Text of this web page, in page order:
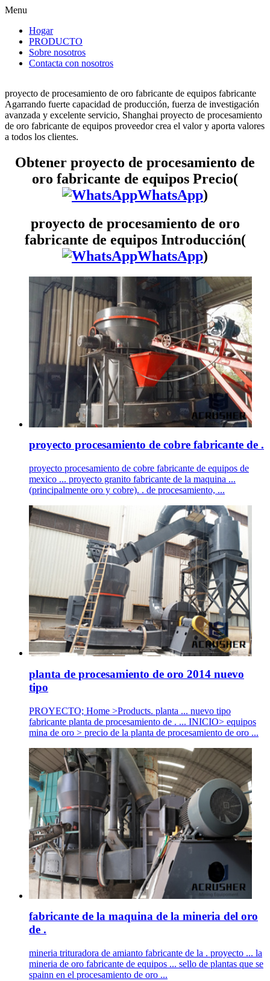
Menu
Hogar
PRODUCTO
Sobre nosotros
Contacta con nosotros
proyecto de procesamiento de oro fabricante de equipos fabricante
Agarrando fuerte capacidad de producción, fuerza de investigación
avanzada y excelente servicio, Shanghai proyecto de procesamiento
de oro fabricante de equipos proveedor crea el valor y aporta valores
a todos los clientes.
Obtener proyecto de procesamiento de
oro fabricante de equipos Precio(
WhatsApp)
proyecto de procesamiento de oro
fabricante de equipos Introducción(
WhatsApp)
proyecto procesamiento de cobre fabricante de .
proyecto procesamiento de cobre fabricante de equipos de
mexico ... proyecto granito fabricante de la maquina ...
(principalmente oro y cobre). . de procesamiento, ...
planta de procesamiento de oro 2014 nuevo
tipo
PROYECTO; Home >Products. planta ... nuevo tipo
fabricante planta de procesamiento de . ... INICIO> equipos
mina de oro > precio de la planta de procesamiento de oro ...
fabricante de la maquina de la mineria del oro
de .
mineria trituradora de amianto fabricante de la . proyecto ... la
mineria de oro fabricante de equipos ... sello de plantas que se
spainn en el procesamiento de oro ...